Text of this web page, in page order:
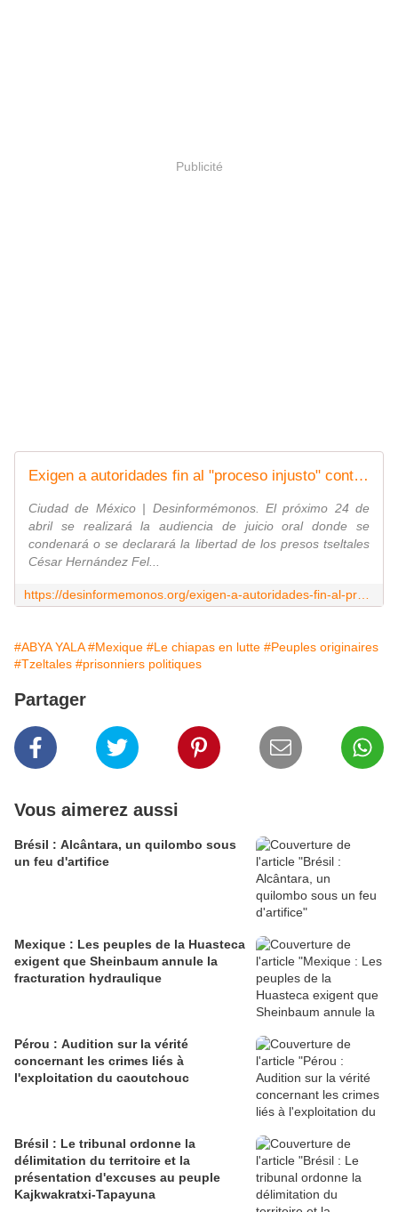
Publicité
Exigen a autoridades fin al "proceso injusto" contra José Luis y César, presos tseltales en Chiapas
Ciudad de México | Desinformémonos. El próximo 24 de
abril se realizará la audiencia de juicio oral donde se
condenará o se declarará la libertad de los presos tseltales
César Hernández Fel...
#ABYA YALA #Mexique #Le chiapas en lutte #Peuples originaires
#Tzeltales #prisonniers politiques
Partager
Vous aimerez aussi
Brésil : Alcântara, un quilombo sous
un feu d'artifice
Mexique : Les peuples de la Huasteca
exigent que Sheinbaum annule la
fracturation hydraulique
Pérou : Audition sur la vérité
concernant les crimes liés à
l'exploitation du caoutchouc
Brésil : Le tribunal ordonne la
délimitation du territoire et la
présentation d'excuses au peuple
Kajkwakratxi-Tapayuna